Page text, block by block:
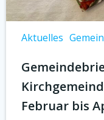
Aktuelles
Februar bis